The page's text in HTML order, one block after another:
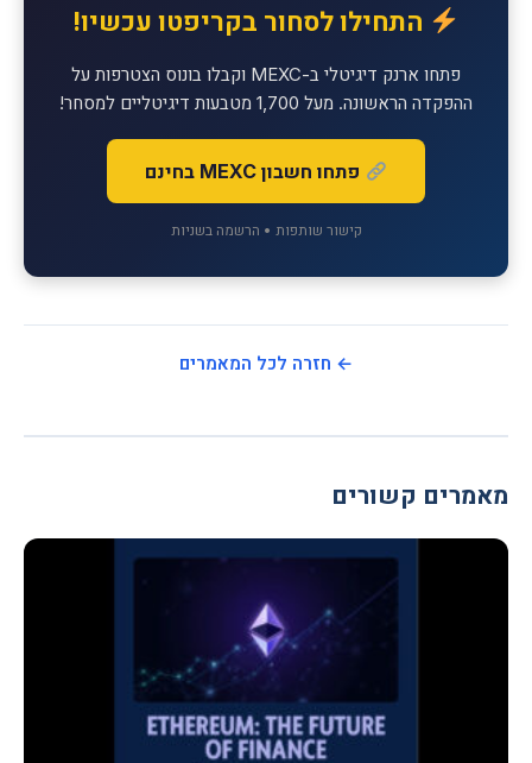
התחילו לסחור בקריפטו עכשיו!
פתחו ארנק דיגיטלי ב-MEXC וקבלו בונוס הצטרפות על
ההפקדה הראשונה. מעל 1,700 מטבעות דיגיטליים למסחר!
פתחו חשבון MEXC בחינם
קישור שותפות • הרשמה בשניות
← חזרה לכל המאמרים
מאמרים קשורים